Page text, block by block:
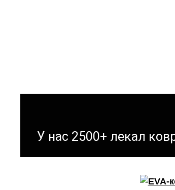
У нас 2500+ лекал